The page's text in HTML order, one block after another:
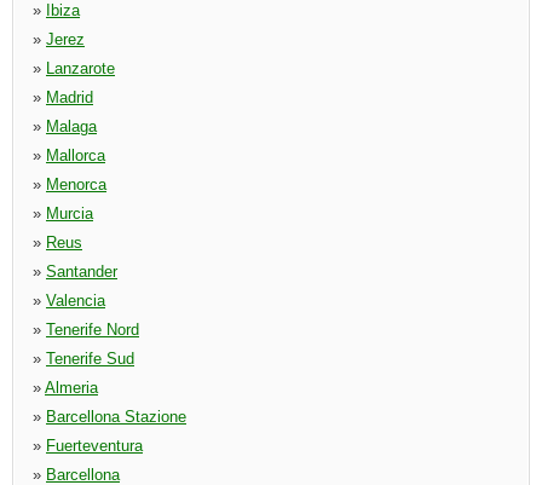
»
Ibiza
» Jerez
» Lanzarote
» Madrid
» Malaga
» Mallorca
» Menorca
» Murcia
» Reus
» Santander
» Valencia
» Tenerife Nord
» Tenerife Sud
» Almeria
» Barcellona Stazione
» Fuerteventura
» Barcellona